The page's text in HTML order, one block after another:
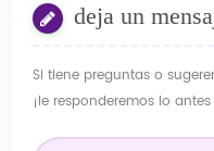
deja un
Si tiene preguntas o
¡le responderemos lo